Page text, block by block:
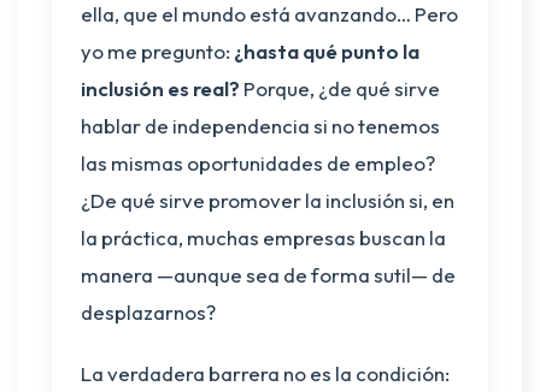
ella, que el mundo está avanzando… Pero
yo me pregunto: ¿hasta qué punto la
inclusión es real? Porque, ¿de qué sirve
hablar de independencia si no tenemos
las mismas oportunidades de empleo?
¿De qué sirve promover la inclusión si, en
la práctica, muchas empresas buscan la
manera —aunque sea de forma sutil— de
desplazarnos?
La verdadera barrera no es la condición: